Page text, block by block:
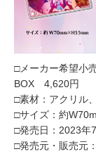
□メーカー希望小
BOX 4,620円
□素材：アクリル
□サイズ：約
□発売日：2023年
□発売元・販売元